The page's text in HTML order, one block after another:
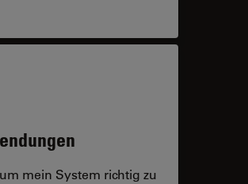
mein System richtig zu